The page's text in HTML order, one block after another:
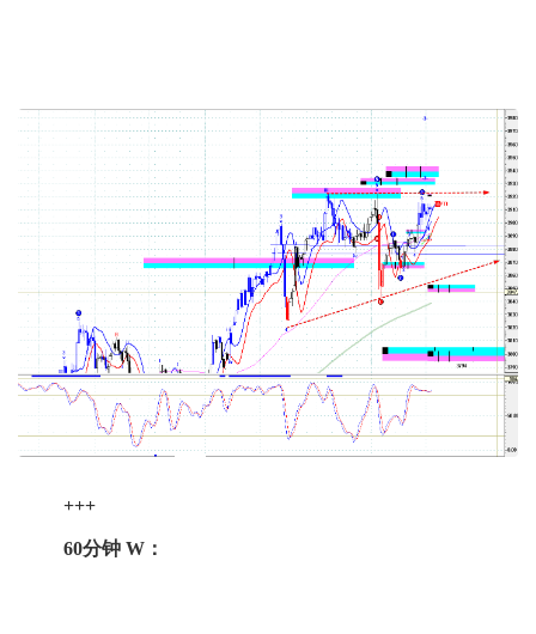
+++
60分钟 W：